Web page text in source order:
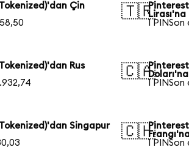
Çin
🇹🇷Lirası'na
1 PINSon
Rus
🇨🇦Doları'na
1
Singapur
🇨🇭
1 PINSon